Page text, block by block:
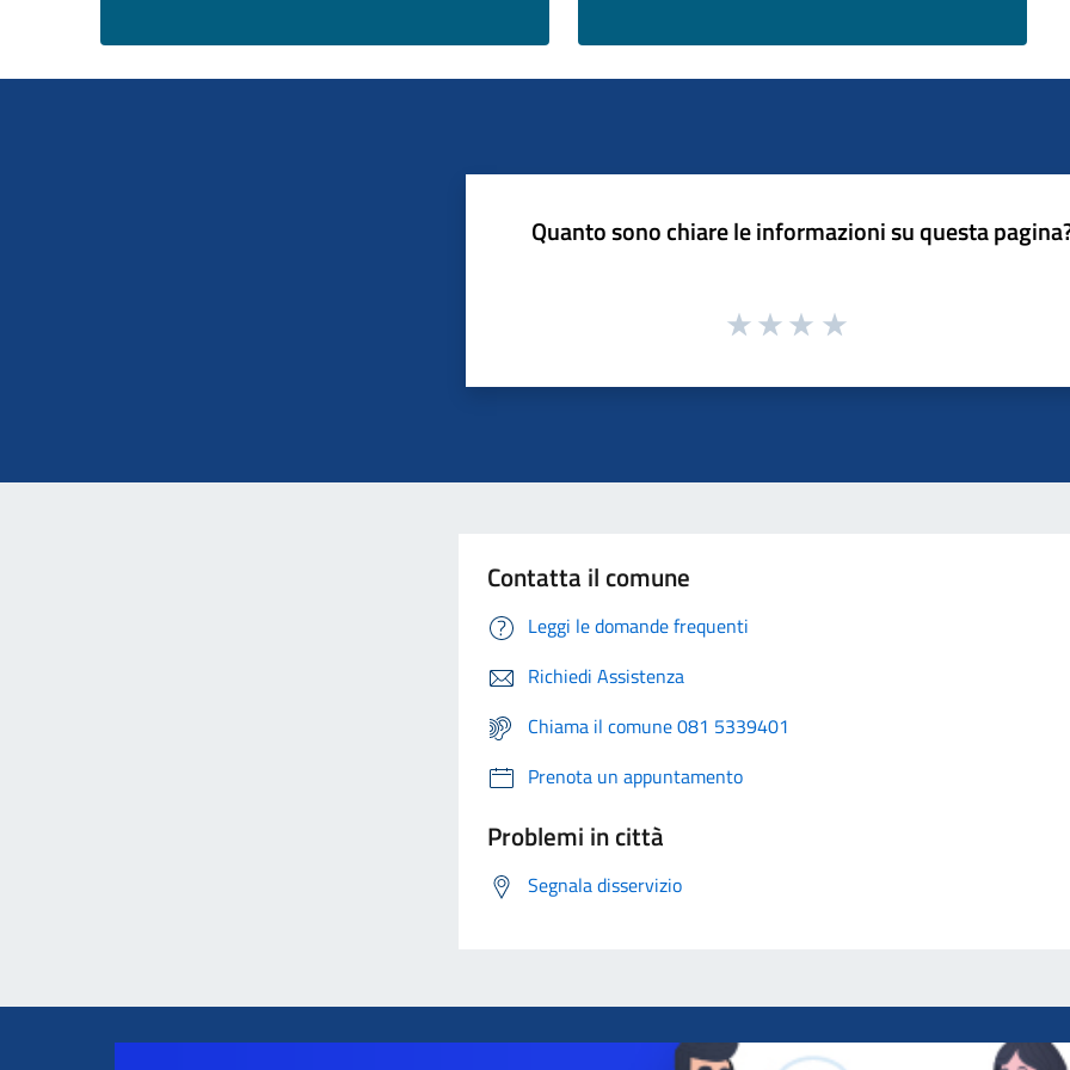
Quanto sono chiare le informazioni su questa
Contatta il comune
Leggi le domande frequenti
Richiedi Assistenza
Chiama il comune 081 5339401
Prenota un appuntamento
Problemi in città
Segnala disservizio